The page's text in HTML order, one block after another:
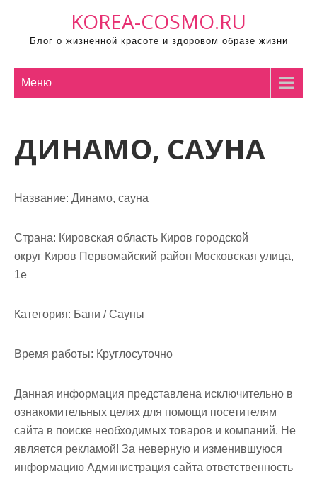
KOREA-COSMO.RU
Блог о жизненной красоте и здоровом образе жизни
Меню
ДИНАМО, САУНА
Название: Динамо, сауна
Страна: Кировская область Киров городской
округ Киров Первомайский район Московская улица,
1е
Категория: Бани / Сауны
Время работы: Круглосуточно
Данная информация представлена исключительно в
ознакомительных целях для помощи посетителям
сайта в поиске необходимых товаров и компаний. Не
является рекламой! За неверную и изменившуюся
информацию Администрация сайта ответственность